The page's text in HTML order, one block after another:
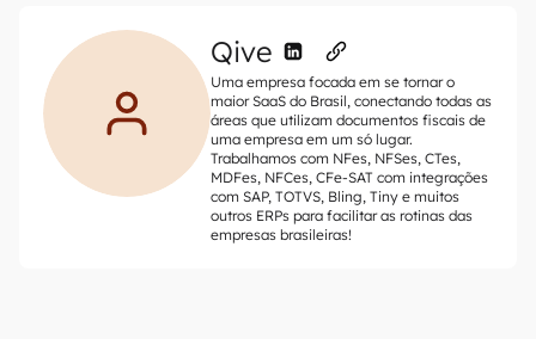
Qive
Uma empresa focada em se tornar o
maior SaaS do Brasil, conectando todas as
áreas que utilizam documentos fiscais de
uma empresa em um só lugar.
Trabalhamos com NFes, NFSes, CTes,
MDFes, NFCes, CFe-SAT com integrações
com SAP, TOTVS, Bling, Tiny e muitos
outros ERPs para facilitar as rotinas das
empresas brasileiras!